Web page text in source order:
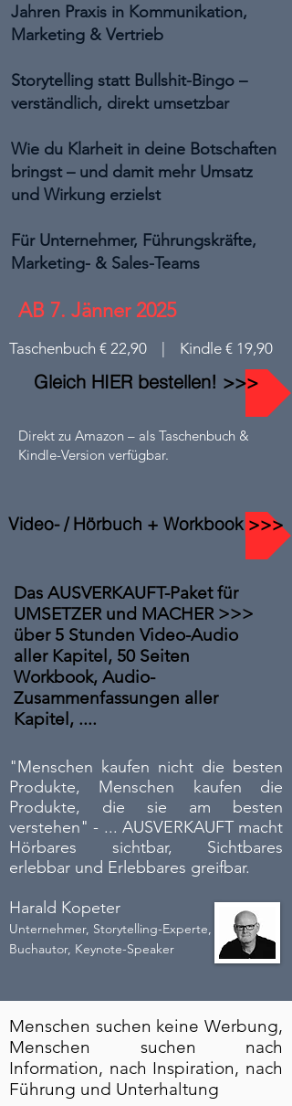
Jahren Praxis in Kommunikation,
Marketing & Vertrieb
Storytelling statt Bullshit-Bingo –
verständlich, direkt umsetzbar
Wie du Klarheit in deine Botschaften
bringst – und damit mehr Umsatz
und Wirkung erzielst
Für Unternehmer, Führungskräfte,
Marketing- & Sales-Teams
AB 7. Jänner 2025
Taschenbuch € 22,90 | Kindle € 19,90
Gleich HIER bestellen! >>>
Direkt zu Amazon – als Taschenbuch &
Kindle-Version verfügbar.
Video- / Hörbuch + Workbook >>>
Das AUSVERKAUFT-Paket für
UMSETZER und MACHER >>>
über 5 Stunden Video-Audio
aller Kapitel, 50 Seiten
Workbook, Audio-
Zusammenfassungen aller
Kapitel, ....
"Menschen kaufen nicht die besten
Produkte, Menschen kaufen die
Produkte, die sie am besten
verstehen" - ... AUSVERKAUFT macht
Hörbares sichtbar, Sichtbares
erlebbar und Erlebbares greifbar.
Harald Kopeter
Unternehmer, Storytelling-Experte,
Buchautor, Keynote-Speaker
Menschen suchen keine Werbung,
Menschen suchen nach
Information, nach Inspiration, nach
Führung und Unterhaltung